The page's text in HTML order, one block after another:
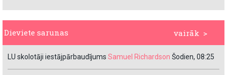
vairāk >
Dieviete sarunas
LU skolotāji iestājpārbaudījums Samuel Richardson Šodien, 08:25